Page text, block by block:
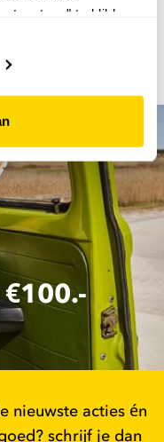
toestaan" te klikken.
Is je aankoop niet
retourneren kan
nieuwste acties én
schrijf je dan